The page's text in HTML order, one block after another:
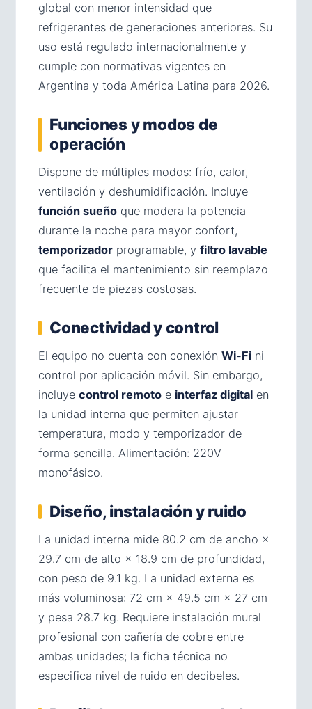
global con menor intensidad que
refrigerantes de generaciones anteriores. Su
uso está regulado internacionalmente y
cumple con normativas vigentes en
Argentina y toda América Latina para 2026.
Funciones y modos de
operación
Dispone de múltiples modos: frío, calor,
ventilación y deshumidificación. Incluye
función sueño que modera la potencia
durante la noche para mayor confort,
temporizador programable, y filtro lavable
que facilita el mantenimiento sin reemplazo
frecuente de piezas costosas.
Conectividad y control
El equipo no cuenta con conexión Wi-Fi ni
control por aplicación móvil. Sin embargo,
incluye control remoto e interfaz digital en
la unidad interna que permiten ajustar
temperatura, modo y temporizador de
forma sencilla. Alimentación: 220V
monofásico.
Diseño, instalación y ruido
La unidad interna mide 80.2 cm de ancho ×
29.7 cm de alto × 18.9 cm de profundidad,
con peso de 9.1 kg. La unidad externa es
más voluminosa: 72 cm × 49.5 cm × 27 cm
y pesa 28.7 kg. Requiere instalación mural
profesional con cañería de cobre entre
ambas unidades; la ficha técnica no
especifica nivel de ruido en decibeles.